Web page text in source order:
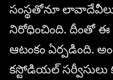
సంస్థతోనూ
నిరోధించింది. దీంతో ఈ
ఆటంకం ఏర్పడింది.
కస్టోడియల్ సర్వీసులు